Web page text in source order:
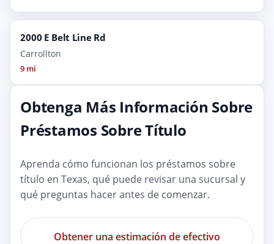
2000 E Belt Line Rd
Carrollton
9 mi
Obtenga Más Información Sobre
Préstamos Sobre Título
Aprenda cómo funcionan los préstamos sobre
título en Texas, qué puede revisar una sucursal y
qué preguntas hacer antes de comenzar.
Obtener una estimación de efectivo